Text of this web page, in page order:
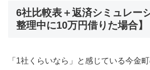
6社比較表＋返済シミュレー
整理中に10万円借りた場合】
「1社くらいなら」と感じている今金